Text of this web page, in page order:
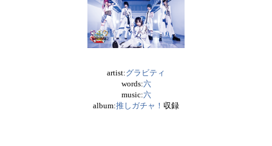
artist:グラビティ
words:六
music:六
album:推しガチャ！ 収録